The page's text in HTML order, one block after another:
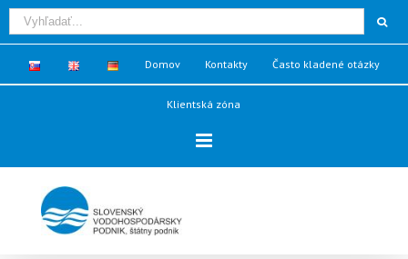
Domov Kontakty Často kladené otázky
Klientská zóna